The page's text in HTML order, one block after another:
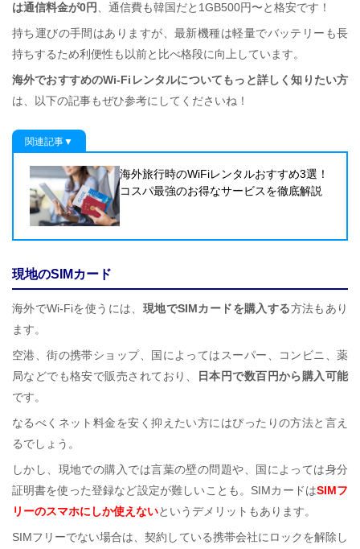
は通信料金が0円、通信費も韓国だと1GB500円〜と格安です！
持ち運びの手間はありますが、最新機種は軽量でバッテリーも長
持ちするため利便性も以前と比べ格段に向上しています。
海外でおすすめのWi-Fiレンタルについてもっと詳しく知りたい方
は、以下の記事もぜひ参考にしてくださいね！
関連記事▼
海外旅行時のWiFiレンタルおすすめ3選！
コスパ最強のお得なサービスを徹底解説
現地のSIMカード
海外でWi-Fiを使うには、 現地でSIMカードを購入する方法もあり
ます。
空港、街の携帯ショップ、国によってはスーパー、コンビニ、薬
局などでも格安で販売されており、
日本円で数百円から購入可能
です。
なるべくネット料金を安く抑えたい方にはぴったりの方法と言え
るでしょう。
しかし、現地での購入では言葉の壁の問題や、国によっては身分
証明書を使った登録など設定が難しいことも。SIMカードはSIMフ
リーのスマホにしか使えないというデメリットもあります。
SIMフリーでない場合は、契約している携帯会社にロックを解除し